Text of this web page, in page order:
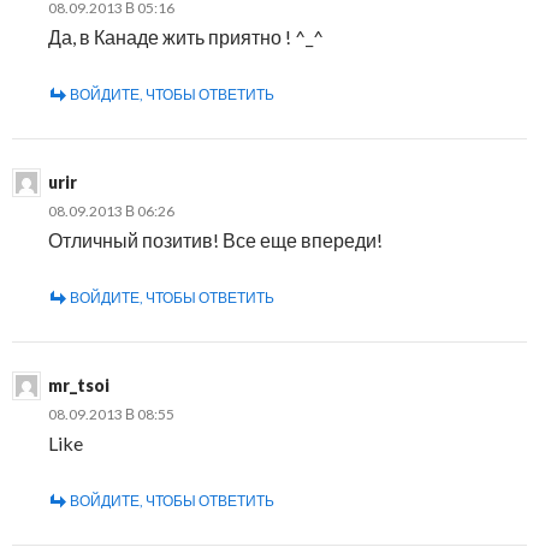
08.09.2013 В 05:16
Да, в Канаде жить приятно ! ^_^
ВОЙДИТЕ, ЧТОБЫ ОТВЕТИТЬ
urir
08.09.2013 В 06:26
Отличный позитив! Все еще впереди!
ВОЙДИТЕ, ЧТОБЫ ОТВЕТИТЬ
mr_tsoi
08.09.2013 В 08:55
Like
ВОЙДИТЕ, ЧТОБЫ ОТВЕТИТЬ